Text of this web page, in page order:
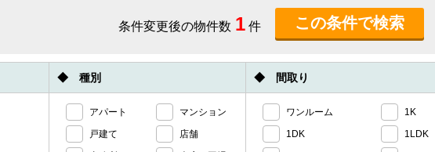
条件変更後の物件数 1 件
◆ 種別 ◆ 間取り
アパート
マンション
戸建て
店舗
ワンルーム
1K
1DK
1LDK